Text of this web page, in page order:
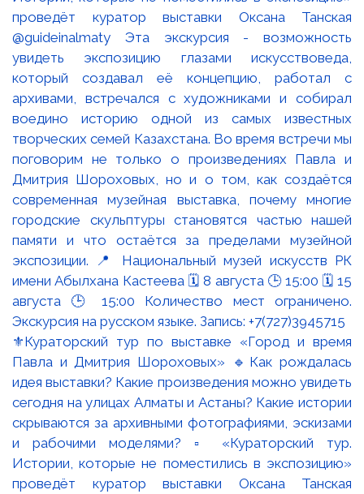
⚜️Кураторский тур по выставке «Город и время
Павла и Дмитрия Шороховых» 🔹Как рождалась
идея выставки? Какие произведения можно увидеть
сегодня на улицах Алматы и Астаны? Какие истории
скрываются за архивными фотографиями, эскизами
и рабочими моделями? ▫️ «Кураторский тур.
Истории, которые не поместились в экспозицию»
проведёт куратор выставки Оксана Танская